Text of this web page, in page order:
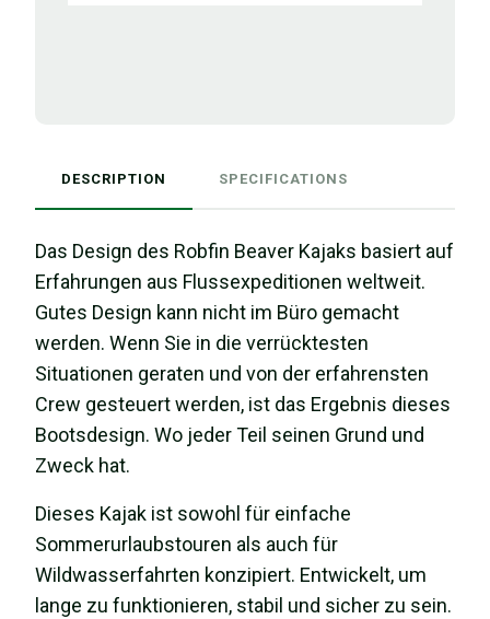
DESCRIPTION SPECIFICATIONS
Das Design des Robfin Beaver Kajaks basiert auf
Erfahrungen aus Flussexpeditionen weltweit.
Gutes Design kann nicht im Büro gemacht
werden. Wenn Sie in die verrücktesten
Situationen geraten und von der erfahrensten
Crew gesteuert werden, ist das Ergebnis dieses
Bootsdesign. Wo jeder Teil seinen Grund und
Zweck hat.
Dieses Kajak ist sowohl für einfache
Sommerurlaubstouren als auch für
Wildwasserfahrten konzipiert. Entwickelt, um
lange zu funktionieren, stabil und sicher zu sein.